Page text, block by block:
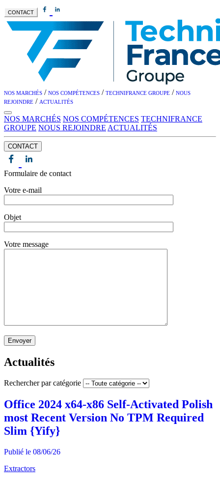
CONTACT
NOS MARCHÉS / NOS COMPÉTENCES / TECHNIFRANCE GROUPE / NOUS
REJOINDRE / ACTUALITÉS
NOS MARCHÉS NOS COMPÉTENCES TECHNIFRANCE
GROUPE NOUS REJOINDRE ACTUALITÉS
CONTACT
Formulaire de contact
Votre e-mail
Objet
Votre message
Envoyer
Actualités
Rechercher par catégorie
Office 2024 x64-x86 Self-Activated Polish
most Recent Version No TPM Required
Slim {Yify}
Publié le 08/06/26
Extractors